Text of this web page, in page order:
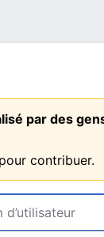
par des
contribuer.